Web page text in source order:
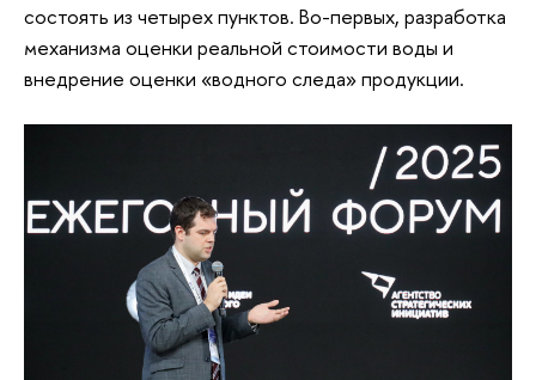
состоять из четырех пунктов. Во-первых, разработка
механизма оценки реальной стоимости воды и
внедрение оценки «водного следа» продукции.